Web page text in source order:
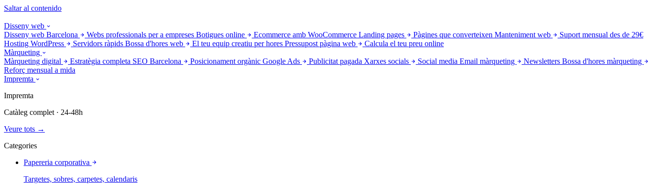
Saltar al contenido
Disseny web
Disseny web Barcelona
Webs professionals per a empreses Botigues online Ecommerce amb WooCommerce Landing pages Pàgines que converteixen Manteniment web
Suport mensual des de 29€
Hosting WordPress
Servidors ràpids Bossa d'hores web El teu equip creatiu per hores Pressupost pàgina web
Calcula el teu preu online
Màrqueting
Màrqueting digital
Estratègia completa SEO Barcelona Posicionament orgànic Google Ads Publicitat pagada Xarxes socials Social media Email màrqueting Newsletters Bossa d'hores màrqueting
Reforç mensual a mida
Impremta
Impremta
Catàleg complet · 24-48h
Veure tots →
Categories
Papereria corporativa
Targetes, sobres, carpetes, calendaris